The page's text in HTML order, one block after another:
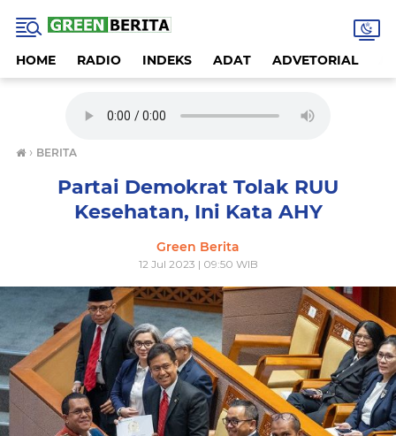
HOME RADIO INDEKS ADAT ADVETORIAL
› BERITA
Partai Demokrat Tolak RUU
Kesehatan, Ini Kata AHY
Green Berita
12 Jul 2023 | 09:50 WIB